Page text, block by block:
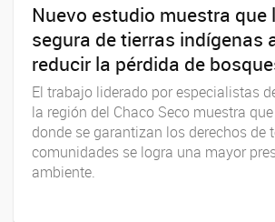
Nuevo estudio muestra que
segura de tierras indígenas
reducir la pérdida de
El trabajo liderado por especialistas
la región del Chaco Seco muestra
donde se garantizan los derechos de
comunidades se logra una mayor
ambiente.